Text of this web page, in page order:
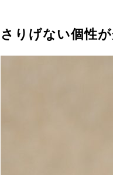
さりげない個性